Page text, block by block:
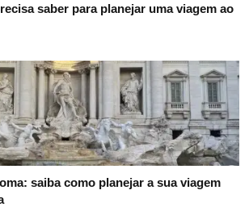
saber para planejar uma viagem ao
saiba como planejar a sua viagem